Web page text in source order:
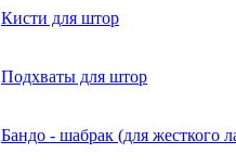
Кисти для штор
Подхваты для штор
Бандо - шабрак (для жесткого